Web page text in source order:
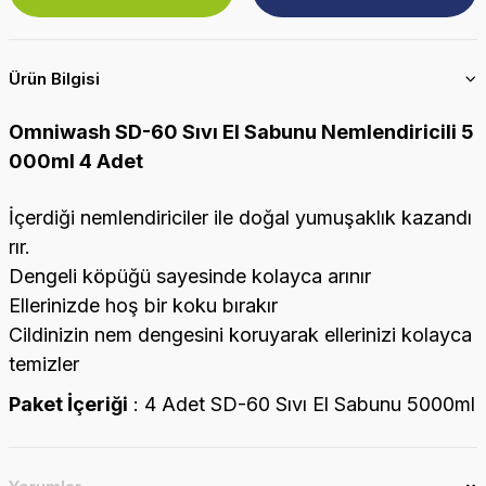
Ürün Bilgisi
Omniwash SD-60 Sıvı El Sabunu Nemlendiricili 5
000ml 4 Adet
İçerdiği nemlendiriciler ile doğal yumuşaklık kazandı
rır.
Dengeli köpüğü sayesinde kolayca arınır
Ellerinizde hoş bir koku bırakır
Cildinizin nem dengesini koruyarak ellerinizi kolayca
temizler
Paket İçeriği : 4 Adet SD-60 Sıvı El Sabunu 5000ml